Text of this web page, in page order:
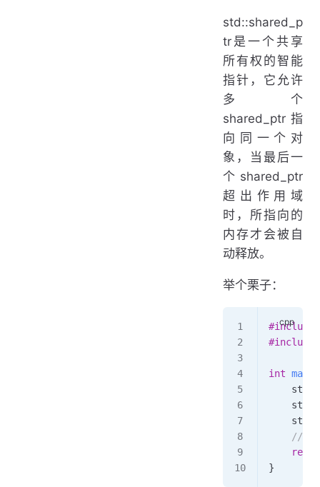
std::shared_p
tr是一个共享
所有权的智能
指针，它允许
多个
shared_ptr指
向同一个对
象，当最后一
个shared_ptr
超出作用域
时，所指向的
内存才会被自
动释放。
举个栗子：
#include
#include
int main
//
}